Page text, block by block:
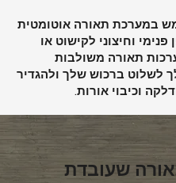
במערכת תאורה אוטומטית
וחיצוני לקישוט או
תאורה משולבות
לשלוט ברכוש שלך ולהגדיר
וכיבוי אורות.
שעובדת